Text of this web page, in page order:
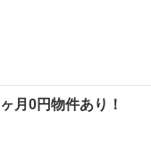
月0円物件あり！